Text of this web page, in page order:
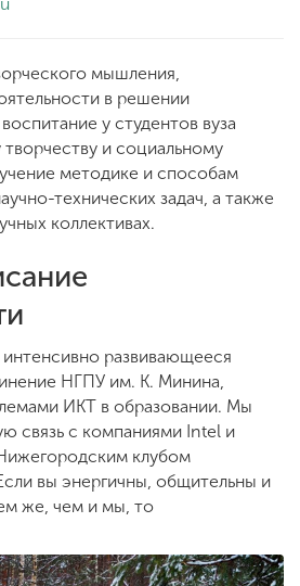
20
мышления,
в решении
у студентов вуза
и социальному
методике и способам
технических задач, а также
коллективах.
развивающееся
НГПУ им. К. Минина,
ИКТ в образовании. Мы
связь с компаниями Intel и
клубом
вы энергичны, общительны и
же, чем и мы, то